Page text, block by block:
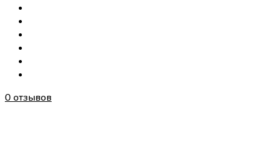
0 отзывов